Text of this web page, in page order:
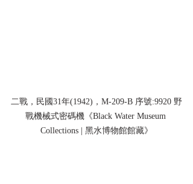
二戰，民國31年(1942)，M-209-B 序號:9920 野
戰機械式密碼機《Black Water Museum
Collections | 黑水博物館館藏》